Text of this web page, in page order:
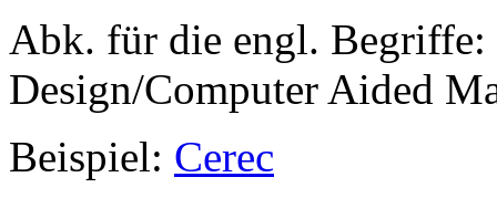
Abk. für die engl. Begriffe:
Design/Computer Aided
Beispiel: Cerec